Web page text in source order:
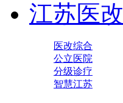
江苏医改
医改综合
公立医院
分级诊疗
智慧江苏